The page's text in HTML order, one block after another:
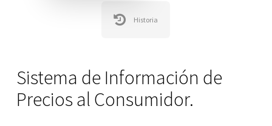
Historia
Sistema de Información de
Precios al Consumidor.